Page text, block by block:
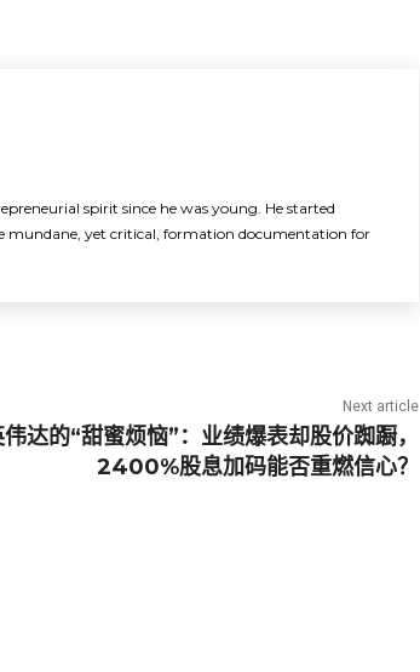
spirit since he was young. He started
mundane, yet critical, formation documentation for
Next article
伟达的“甜蜜烦恼”：业绩爆表却股价踟蹰，
2400%股息加码能否重燃信心？